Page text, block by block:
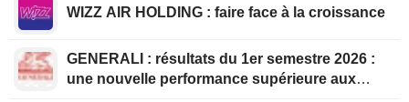
WIZZ AIR HOLDING : faire face à la croissance
GENERALI : résultats du 1er semestre 2026 :
une nouvelle performance supérieure aux